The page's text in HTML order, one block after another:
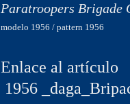
Paratroopers Brigade
modelo 1956 / pattern 1956
Enlace al artículo
1956